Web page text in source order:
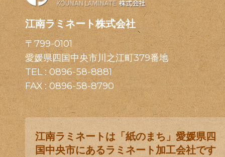
江南ラミネート株式会社
〒799-0101
愛媛県四国中央市川之江町379番地
TEL :0896-58-8881
FAX : 0896-58-8790
江南ラミネートは「紙のまち」愛媛県四
国中央市にあるラミネート加工会社です